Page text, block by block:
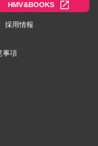
HMV&BOOKS
採用情報
事項